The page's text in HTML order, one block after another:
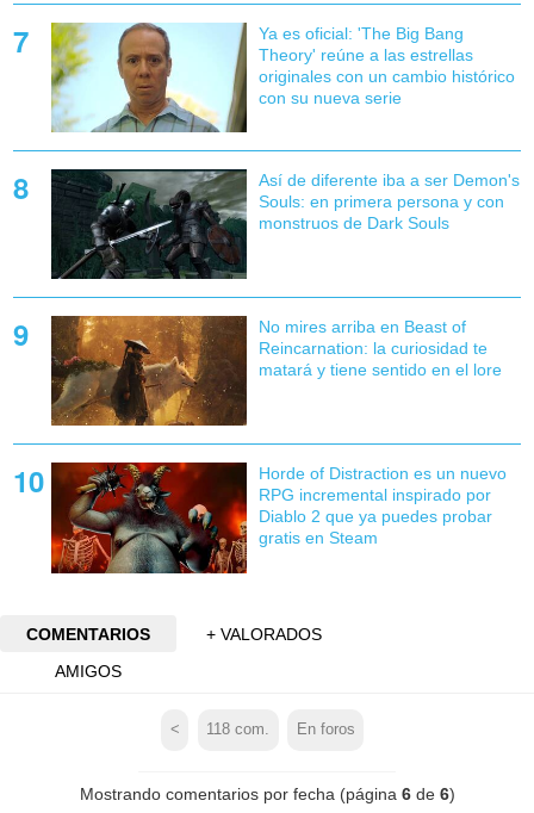
Ya es oficial: 'The Big Bang
Theory' reúne a las estrellas
originales con un cambio histórico
con su nueva serie
Así de diferente iba a ser Demon's
Souls: en primera persona y con
monstruos de Dark Souls
No mires arriba en Beast of
Reincarnation: la curiosidad te
matará y tiene sentido en el lore
Horde of Distraction es un nuevo
RPG incremental inspirado por
Diablo 2 que ya puedes probar
gratis en Steam
COMENTARIOS
+ VALORADOS
AMIGOS
< 118 com. En foros
Mostrando comentarios por fecha (página 6de 6)